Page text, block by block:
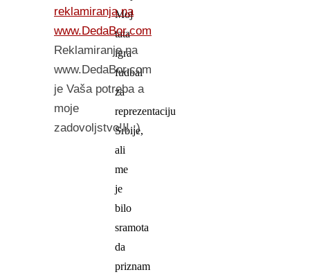
Moj
tata
igra
fudbal
za
reprezentaciju
Srbije,
ali
me
je
bilo
sramota
da
priznam
reklamiranja na
www.DedaBor.com
Reklamiranje na
www.DedaBor.com
je Vaša potreba a
moje
zadovoljstvo!!! :)